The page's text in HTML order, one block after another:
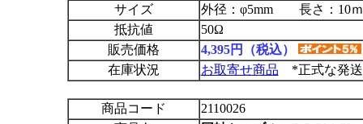
サイズ
外径：φ5mm 長さ：10
抵抗値
50Ω
販売価格
4,395円（税込）
在庫状況
お取寄せ商品 *正式な発送
商品コード
2110026